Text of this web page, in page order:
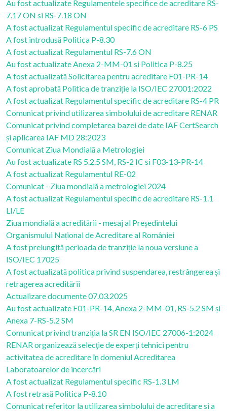
Au fost actualizate Regulamentele specifice de acreditare RS-
7.17 ON si RS-7.18 ON
A fost actualizat Regulamentul specific de acreditare RS-6 PS
A fost introdusă Politica P-8.30
A fost actualizat Regulamentul RS-7.6 ON
Au fost actualizate Anexa 2-MM-01 si Politica P-8.25
A fost actualizată Solicitarea pentru acreditare F01-PR-14
A fost aprobată Politica de tranziție la ISO/IEC 27001:2022
A fost actualizat Regulamentul specific de acreditare RS-4 PR
Comunicat privind utilizarea simbolului de acreditare RENAR
Comunicat privind completarea bazei de date IAF CertSearch
și aplicarea IAF MD 28:2023
Comunicat Ziua Mondială a Metrologiei
Au fost actualizate RS 5.2.5 SM, RS-2 IC si F03-13-PR-14
A fost actualizat Regulamentul RE-02
Comunicat - Ziua mondială a metrologiei 2024
A fost actualizat Regulamentul specific de acreditare RS-1.1
LI/LE
Ziua mondială a acreditării - mesaj al Președintelui
Organismului Național de Acreditare al României
A fost prelungită perioada de tranziție la noua versiune a
ISO/IEC 17025
A fost actualizată politica privind suspendarea, restrângerea și
retragerea acreditării
Actualizare documente 07.03.2025
Au fost actualizate F01-PR-14, Anexa 2-MM-01, RS-5.2 SM și
Anexa 7-RS-5.2 SM
Comunicat privind tranziția la SR EN ISO/IEC 27006-1:2024
RENAR organizează selecţie de experţi tehnici pentru
activitatea de acreditare în domeniul Acreditarea
Laboratoarelor de încercări
A fost actualizat Regulamentul specific RS-1.3 LM
A fost retrasă Politica P-8.10
Comunicat referitor la utilizarea simbolului de acreditare si a